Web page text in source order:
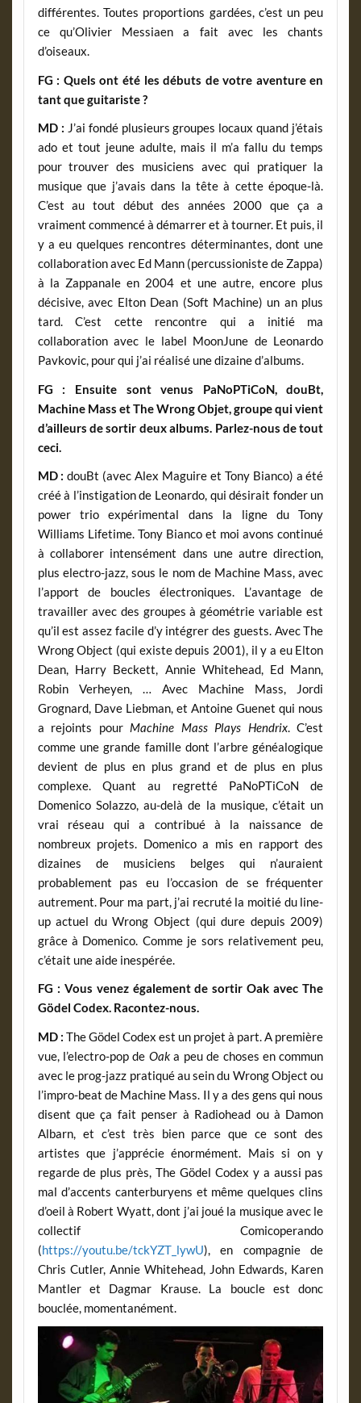
différentes. Toutes proportions gardées, c’est un peu
ce qu’Olivier Messiaen a fait avec les chants
d’oiseaux.
FG : Quels ont été les débuts de votre aventure en
tant que guitariste ?
MD : J’ai fondé plusieurs groupes locaux quand j’étais
ado et tout jeune adulte, mais il m’a fallu du temps
pour trouver des musiciens avec qui pratiquer la
musique que j’avais dans la tête à cette époque-là.
C’est au tout début des années 2000 que ça a
vraiment commencé à démarrer et à tourner. Et puis, il
y a eu quelques rencontres déterminantes, dont une
collaboration avec Ed Mann (percussioniste de Zappa)
à la Zappanale en 2004 et une autre, encore plus
décisive, avec Elton Dean (Soft Machine) un an plus
tard. C’est cette rencontre qui a initié ma
collaboration avec le label MoonJune de Leonardo
Pavkovic, pour qui j’ai réalisé une dizaine d’albums.
FG : Ensuite sont venus PaNoPTiCoN, douBt,
Machine Mass et The Wrong Objet, groupe qui vient
d’ailleurs de sortir deux albums. Parlez-nous de tout
ceci.
MD : douBt (avec Alex Maguire et Tony Bianco) a été
créé à l’instigation de Leonardo, qui désirait fonder un
power trio expérimental dans la ligne du Tony
Williams Lifetime. Tony Bianco et moi avons continué
à collaborer intensément dans une autre direction,
plus electro-jazz, sous le nom de Machine Mass, avec
l’apport de boucles électroniques. L’avantage de
travailler avec des groupes à géométrie variable est
qu’il est assez facile d’y intégrer des guests. Avec The
Wrong Object (qui existe depuis 2001), il y a eu Elton
Dean, Harry Beckett, Annie Whitehead, Ed Mann,
Robin Verheyen, … Avec Machine Mass, Jordi
Grognard, Dave Liebman, et Antoine Guenet qui nous
a rejoints pour Machine Mass Plays Hendrix. C’est
comme une grande famille dont l’arbre généalogique
devient de plus en plus grand et de plus en plus
complexe. Quant au regretté PaNoPTiCoN de
Domenico Solazzo, au-delà de la musique, c’était un
vrai réseau qui a contribué à la naissance de
nombreux projets. Domenico a mis en rapport des
dizaines de musiciens belges qui n’auraient
probablement pas eu l’occasion de se fréquenter
autrement. Pour ma part, j’ai recruté la moitié du line-
up actuel du Wrong Object (qui dure depuis 2009)
grâce à Domenico. Comme je sors relativement peu,
c’était une aide inespérée.
FG : Vous venez également de sortir Oak avec The
Gödel Codex. Racontez-nous.
MD : The Gödel Codex est un projet à part. A première
vue, l’electro-pop de Oaka peu de choses en commun
avec le prog-jazz pratiqué au sein du Wrong Object ou
l’impro-beat de Machine Mass. Il y a des gens qui nous
disent que ça fait penser à Radiohead ou à Damon
Albarn, et c’est très bien parce que ce sont des
artistes que j’apprécie énormément. Mais si on y
regarde de plus près, The Gödel Codex y a aussi pas
mal d’accents canterburyens et même quelques clins
d’oeil à Robert Wyatt, dont j’ai joué la musique avec le
collectif Comicoperando
(https://youtu.be/tckYZT_lywU), en compagnie de
Chris Cutler, Annie Whitehead, John Edwards, Karen
Mantler et Dagmar Krause. La boucle est donc
bouclée, momentanément.